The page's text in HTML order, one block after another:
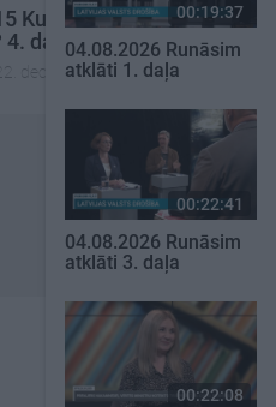
Kurš smiesies
4. daļa
decembris
00:19:37
04.08.2026 Runāsim
atklāti 1. daļa
00:22:41
04.08.2026 Runāsim
atklāti 3. daļa
00:22:08